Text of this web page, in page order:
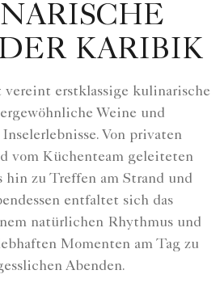
KARIBIK
vereint erstklassige kulinarische
Weine und
Von privaten
vom Küchenteam geleiteten
hin zu Treffen am Strand und
entfaltet sich das
natürlichen Rhythmus und
Momenten am Tag zu
Abenden.